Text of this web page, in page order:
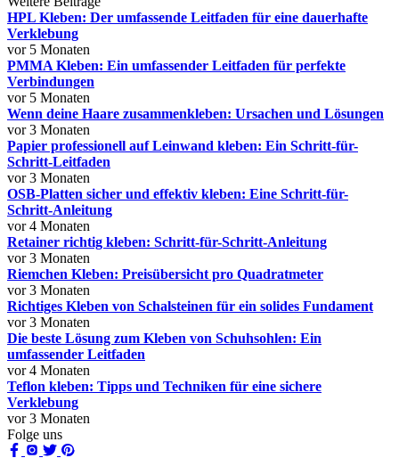
HPL Kleben: Der umfassende Leitfaden für eine dauerhafte
Verklebung
vor 5 Monaten
PMMA Kleben: Ein umfassender Leitfaden für perfekte
Verbindungen
vor 5 Monaten
Wenn deine Haare zusammenkleben: Ursachen und Lösungen
vor 3 Monaten
Papier professionell auf Leinwand kleben: Ein Schritt-für-
Schritt-Leitfaden
vor 3 Monaten
OSB-Platten sicher und effektiv kleben: Eine Schritt-für-
Schritt-Anleitung
vor 4 Monaten
Retainer richtig kleben: Schritt-für-Schritt-Anleitung
vor 3 Monaten
Riemchen Kleben: Preisübersicht pro Quadratmeter
vor 3 Monaten
Richtiges Kleben von Schalsteinen für ein solides Fundament
vor 3 Monaten
Die beste Lösung zum Kleben von Schuhsohlen: Ein
umfassender Leitfaden
vor 4 Monaten
Teflon kleben: Tipps und Techniken für eine sichere
Verklebung
vor 3 Monaten
Folge uns